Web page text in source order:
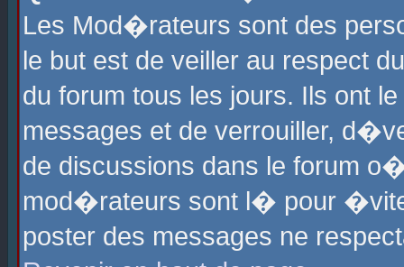
Les Mod�rateurs sont des
le but est de veiller au respect
du forum tous les jours. Ils ont
messages et de verrouiller,
de discussions dans le forum
mod�rateurs sont l� pour
poster des messages ne